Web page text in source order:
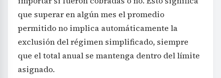
que superar en algún mes el promedio
permitido no implica automáticamente la
exclusión del régimen simplificado, siempre
que el total anual se mantenga dentro del límite
asignado.